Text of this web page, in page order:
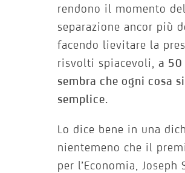
rendono il momento
separazione ancor più
facendo lievitare la
risvolti spiacevoli,a 50
sembra che ogni cosa
semplice.
Lo dice bene in una
nientemeno che il
per l’Economia, Joseph